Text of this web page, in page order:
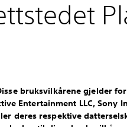
bruksvilkårene gjelder
Entertainment LLC, Sony
deres respektive